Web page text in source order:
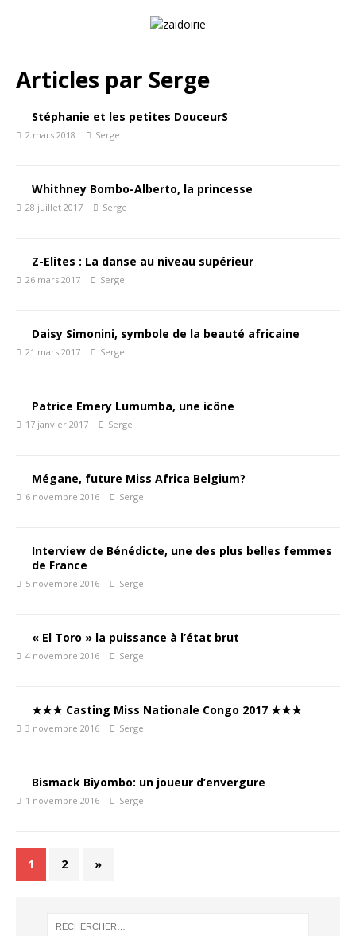
Articles par Serge
Stéphanie et les petites DouceurS
2 mars 2018 Serge
Whithney Bombo-Alberto, la princesse
28 juillet 2017 Serge
Z-Elites : La danse au niveau supérieur
26 mars 2017 Serge
Daisy Simonini, symbole de la beauté africaine
21 mars 2017 Serge
Patrice Emery Lumumba, une icône
17 janvier 2017 Serge
Mégane, future Miss Africa Belgium?
6 novembre 2016 Serge
Interview de Bénédicte, une des plus belles femmes
de France
5 novembre 2016 Serge
« El Toro » la puissance à l’état brut
4 novembre 2016 Serge
★★★ Casting Miss Nationale Congo 2017 ★★★
3 novembre 2016 Serge
Bismack Biyombo: un joueur d’envergure
1 novembre 2016 Serge
1 2 »